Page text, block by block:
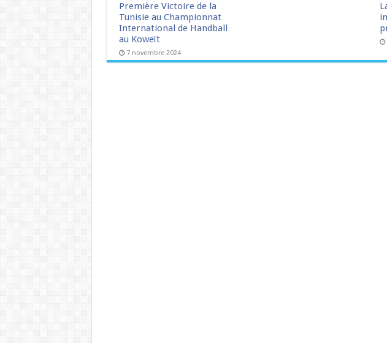
Première Victoire de la
Tunisie au Championnat
International de Handball
au Koweït
7 novembre 2024